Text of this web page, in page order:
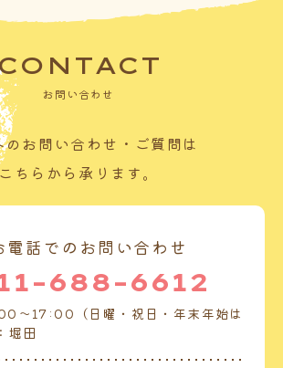
お問い合わせ
のお問い合わせ・ご質問は
ちらから承ります。
電話でのお問い合わせ
688-6612
～17:00（日曜・祝日・年末年始は
堀田